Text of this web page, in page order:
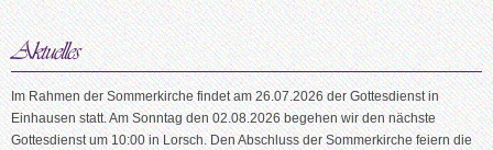
Im Rahmen der Sommerkirche findet am 26.07.2026 der Gottesdienst in
Einhausen statt. Am Sonntag den 02.08.2026 begehen wir den nächste
Gottesdienst um 10:00 in Lorsch. Den Abschluss der Sommerkirche feiern die